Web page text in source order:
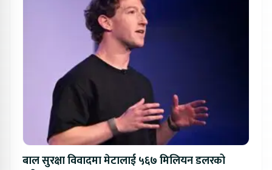
बाल सुरक्षा विवादमा मेटालाई ५६७ मिलियन डलरको